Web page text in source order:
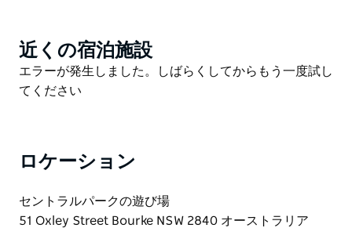
Product
List
近くの宿泊施設
Product
List
エラーが発生しました。しばらくしてからもう一度試し
てください
ロケーション
セントラルパークの遊び場
51 Oxley Street Bourke NSW 2840 オーストラリア